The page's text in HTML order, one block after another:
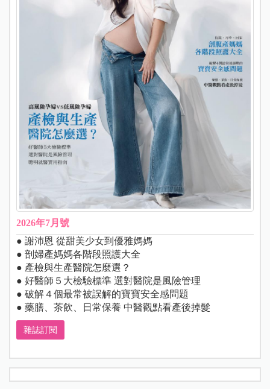
2026年7月號
● 謝沛恩 從甜美少女到優雅媽媽
● 剖婦產媽媽各階段照護大全
● 產檢與生產醫院怎麼選？
● 好醫師５大檢驗標準 選對醫院是風險管理
● 破解４個最常被誤解的寶寶安全感問題
● 藥膳、茶飲、日常保養 中醫觀點看產後掉髮
雜誌訂閱